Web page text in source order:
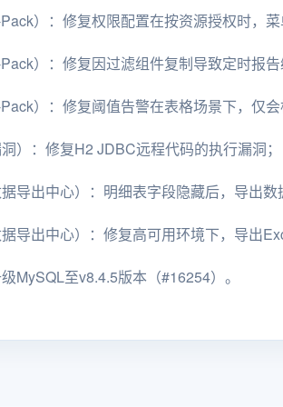
）：修复权限配置在按资源授权时，
）：修复因过滤组件复制导致定时报告
）：修复阈值告警在表格场景下，仅会
）：修复H2 JDBC远程代码的执行漏洞；
导出中心）：明细表字段隐藏后，导出数
导出中心）：修复高可用环境下，导出
MySQL至v8.4.5版本（#16254）。